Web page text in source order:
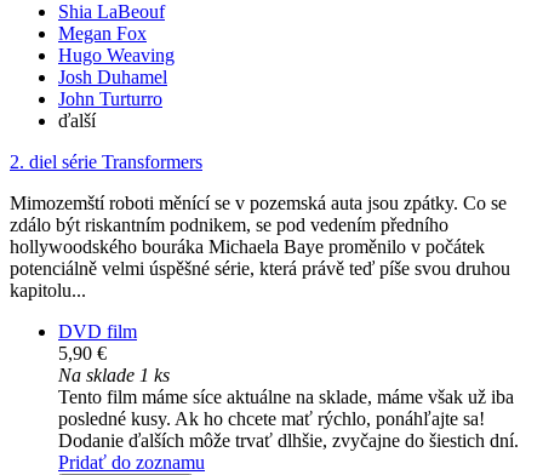
Shia LaBeouf
Megan Fox
Hugo Weaving
Josh Duhamel
John Turturro
ďalší
2. diel série Transformers
Mimozemští roboti měnící se v pozemská auta jsou zpátky. Co se
zdálo být riskantním podnikem, se pod vedením předního
hollywoodského bouráka Michaela Baye proměnilo v počátek
potenciálně velmi úspěšné série, která právě teď píše svou druhou
kapitolu...
DVD film
5,90 €
Na sklade 1 ks
Tento film máme síce aktuálne na sklade, máme však už iba
posledné kusy. Ak ho chcete mať rýchlo, ponáhľajte sa!
Dodanie ďalších môže trvať dlhšie, zvyčajne do šiestich dní.
Pridať do zoznamu